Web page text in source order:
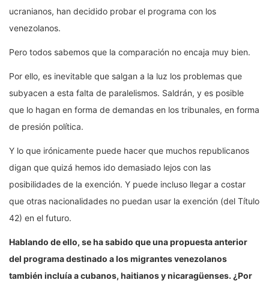
ucranianos, han decidido probar el programa con los
venezolanos.
Pero todos sabemos que la comparación no encaja muy bien.
Por ello, es inevitable que salgan a la luz los problemas que
subyacen a esta falta de paralelismos. Saldrán, y es posible
que lo hagan en forma de demandas en los tribunales, en forma
de presión política.
Y lo que irónicamente puede hacer que muchos republicanos
digan que quizá hemos ido demasiado lejos con las
posibilidades de la exención. Y puede incluso llegar a costar
que otras nacionalidades no puedan usar la exención (del Título
42) en el futuro.
Hablando de ello, se ha sabido que una propuesta anterior
del programa destinado a los migrantes venezolanos
también incluía a cubanos, haitianos y nicaragüenses. ¿Por